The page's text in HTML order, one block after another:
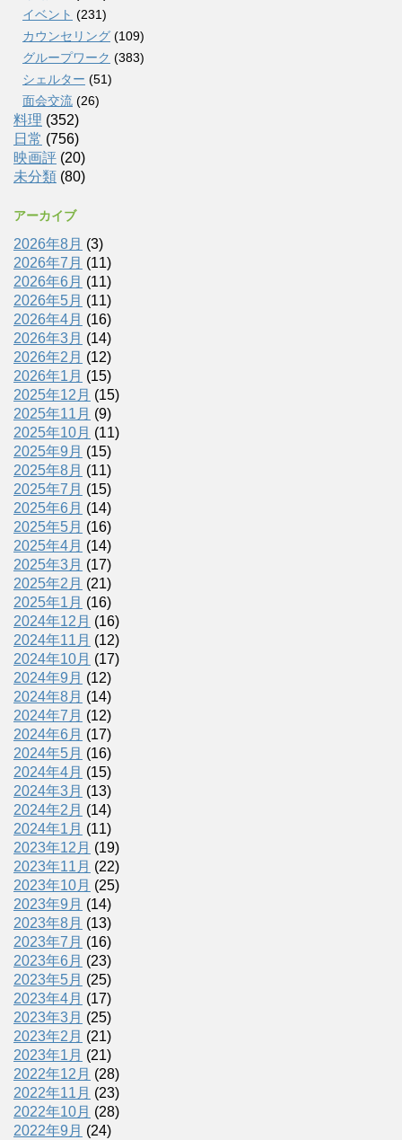
イベント (231)
カウンセリング (109)
グループワーク (383)
シェルター (51)
面会交流 (26)
料理 (352)
日常 (756)
映画評 (20)
未分類 (80)
アーカイブ
2026年8月 (3)
2026年7月 (11)
2026年6月 (11)
2026年5月 (11)
2026年4月 (16)
2026年3月 (14)
2026年2月 (12)
2026年1月 (15)
2025年12月 (15)
2025年11月 (9)
2025年10月 (11)
2025年9月 (15)
2025年8月 (11)
2025年7月 (15)
2025年6月 (14)
2025年5月 (16)
2025年4月 (14)
2025年3月 (17)
2025年2月 (21)
2025年1月 (16)
2024年12月 (16)
2024年11月 (12)
2024年10月 (17)
2024年9月 (12)
2024年8月 (14)
2024年7月 (12)
2024年6月 (17)
2024年5月 (16)
2024年4月 (15)
2024年3月 (13)
2024年2月 (14)
2024年1月 (11)
2023年12月 (19)
2023年11月 (22)
2023年10月 (25)
2023年9月 (14)
2023年8月 (13)
2023年7月 (16)
2023年6月 (23)
2023年5月 (25)
2023年4月 (17)
2023年3月 (25)
2023年2月 (21)
2023年1月 (21)
2022年12月 (28)
2022年11月 (23)
2022年10月 (28)
2022年9月 (24)